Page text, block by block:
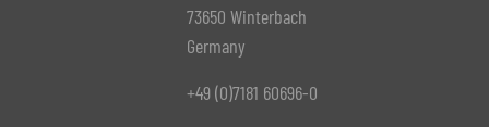
73650 Winterbach
Germany
+49 (0)7181 60696-0